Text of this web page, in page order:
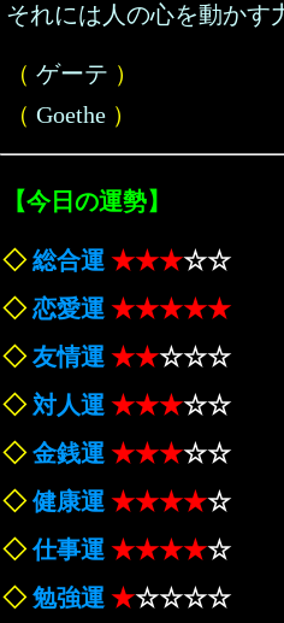
それには人の心を動かす
（ ゲーテ ）
（ Goethe ）
【今日の運勢】
◇総合運 ★★★☆☆
◇恋愛運 ★★★★★
◇友情運 ★★☆☆☆
◇ 対人運 ★★★☆☆
◇金銭運 ★★★☆☆
◇健康運 ★★★★☆
◇仕事運 ★★★★☆
◇勉強運 ★☆☆☆☆